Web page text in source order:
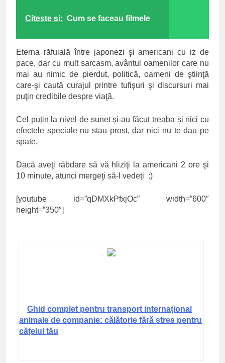
Citeste si: Cum se faceau filmele
Eterna răfuială între japonezi şi americani cu iz de
pace, dar cu mult sarcasm, avântul oamenilor care nu
mai au nimic de pierdut, politică, oameni de ştiinţă
care-şi caută curajul printre tufişuri şi discursuri mai
puţin credibile despre viaţă.
Cel puțin la nivel de sunet și-au făcut treaba și nici cu
efectele speciale nu stau prost, dar nici nu te dau pe
spate.
Dacă aveţi răbdare să vă hliziţi la americani 2 ore şi
10 minute, atunci mergeţi să-l vedeți :)
[youtube id=”qDMXkPfxjOc” width=”600″
height=”350″]
Ghid complet pentru transport internațional
animale de companie: călătorie fără stres pentru
cățelul tău